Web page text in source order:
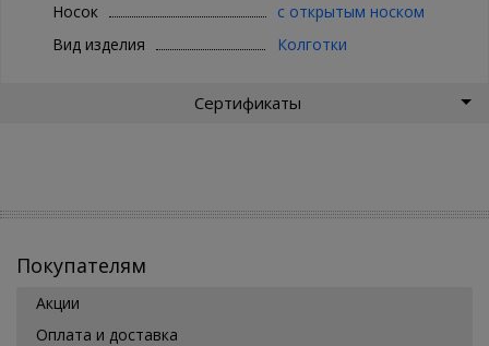
Носок
с открытым носком
Вид изделия
Колготки
Сертификаты
Покупателям
Акции
Оплата и доставка